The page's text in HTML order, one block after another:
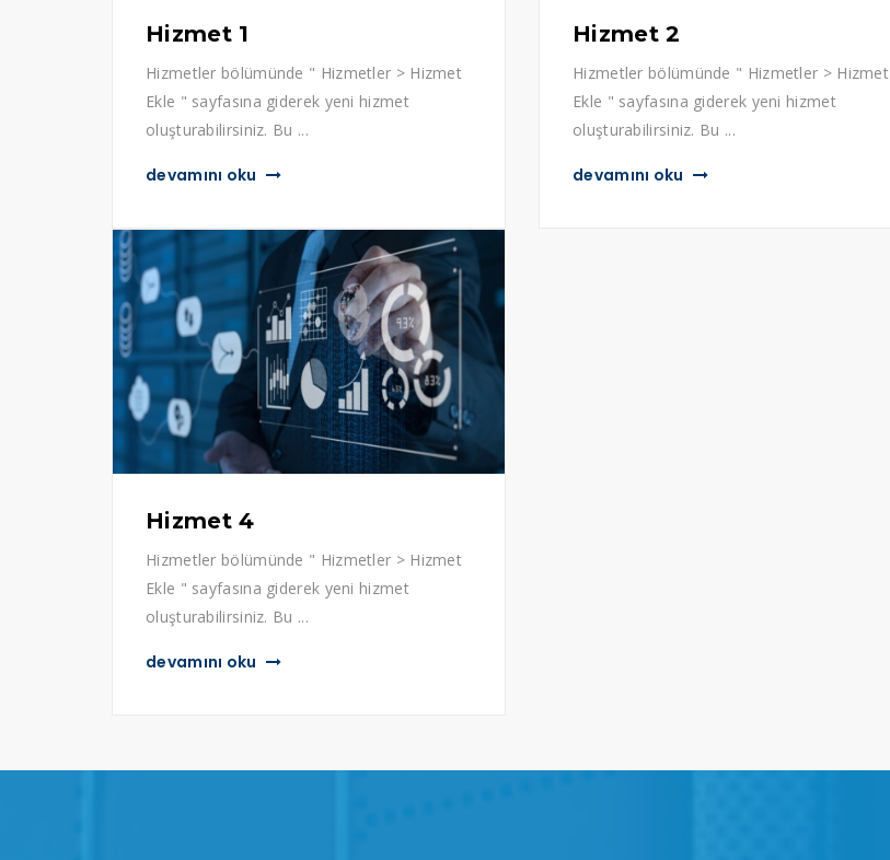
Hizmet 1
Hizmetler bölümünde " Hizmetler > Hizmet
Ekle " sayfasına giderek yeni hizmet
oluşturabilirsiniz. Bu ...
devamını oku
Hizmet 2
Hizmetler bölümünde " Hizmetler > Hizmet
Ekle " sayfasına giderek yeni hizmet
oluşturabilirsiniz. Bu ...
devamını oku
Hizmet 4
Hizmetler bölümünde " Hizmetler > Hizmet
Ekle " sayfasına giderek yeni hizmet
oluşturabilirsiniz. Bu ...
devamını oku